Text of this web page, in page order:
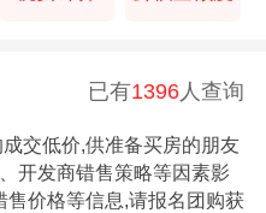
已有1396人查询
交低价,供准备买房的朋友
开发商错售策略等因素影
售价格等信息,请报名团购获